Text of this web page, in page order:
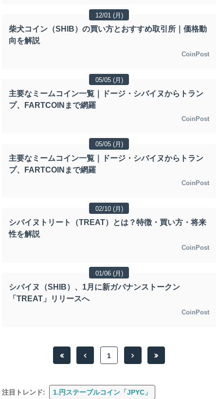
12/01 (月)
柴犬コイン（SHIB）の買い方とおすすめ取引所｜価格動
向を解説
CoinPost
05/05 (月)
主要なミームコイン一覧｜ドージ・シバイヌからトラン
プ、FARTCOINまで網羅
CoinPost
05/05 (月)
主要なミームコイン一覧｜ドージ・シバイヌからトラン
プ、FARTCOINまで網羅
CoinPost
02/10 (月)
シバイヌトリート（TREAT）とは？特徴・買い方・将来
性を解説
CoinPost
01/06 (月)
シバイヌ（SHIB）、1月に新ガバナンストークン
「TREAT」リリースへ
CoinPost
1
注目トレンド: 1.円ステーブルコイン「JPYC」